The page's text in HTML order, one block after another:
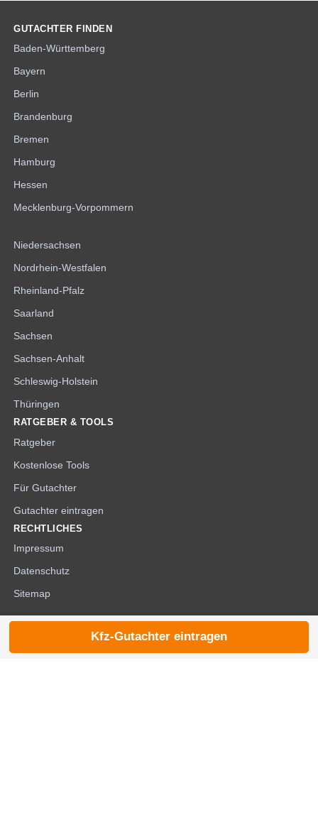
GUTACHTER FINDEN
Baden-Württemberg
Bayern
Berlin
Brandenburg
Bremen
Hamburg
Hessen
Mecklenburg-Vorpommern
Niedersachsen
Nordrhein-Westfalen
Rheinland-Pfalz
Saarland
Sachsen
Sachsen-Anhalt
Schleswig-Holstein
Thüringen
RATGEBER & TOOLS
Ratgeber
Kostenlose Tools
Für Gutachter
Gutachter eintragen
RECHTLICHES
Impressum
Datenschutz
Sitemap
© 2026 die-kfzgutachter.de |
Kfz-Gutachter eintragen